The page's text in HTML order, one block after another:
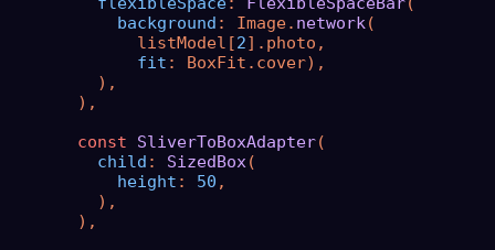
background : Image. network(
listModel[
2].photo,
fit : BoxFit.cover),
),
),
const
SliverToBoxAdapter(
child : SizedBox(
height : 50 ,
),
),